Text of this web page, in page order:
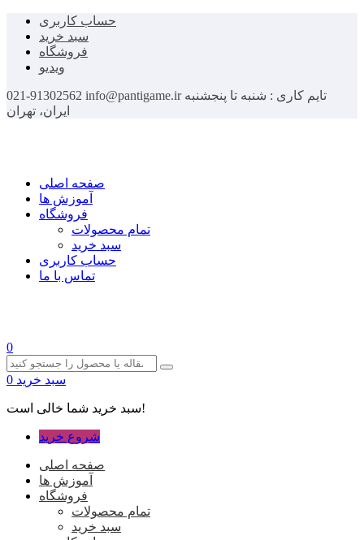
حساب کاربری
سبد خرید
فروشگاه
ویدیو
021-91302562 info@pantigame.ir تایم کاری : شنبه تا پنجشنبه
ایران، تهران
صفحه اصلی
آموزش ها
فروشگاه
تمام محصولات
سبد خرید
حساب کاربری
تماس با ما
0
سبد خرید 0
سبد خرید شما خالی است!
شروع خرید
صفحه اصلی
آموزش ها
فروشگاه
تمام محصولات
سبد خرید